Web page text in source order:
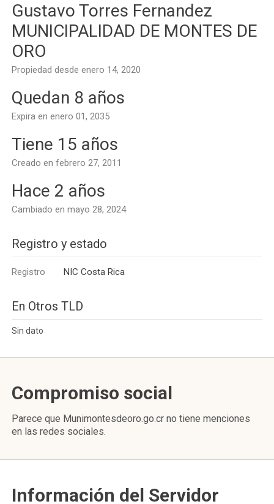
Gustavo Torres Fernandez
MUNICIPALIDAD DE MONTES DE
ORO
Propiedad desde enero 14, 2020
Quedan 8 años
Expira en enero 01, 2035
Tiene 15 años
Creado en febrero 27, 2011
Hace 2 años
Cambiado en mayo 28, 2024
Registro y estado
Registro NIC Costa Rica
En Otros TLD
Sin dato
Compromiso social
Parece que Munimontesdeoro.go.cr no tiene menciones
en las redes sociales.
Información del Servidor